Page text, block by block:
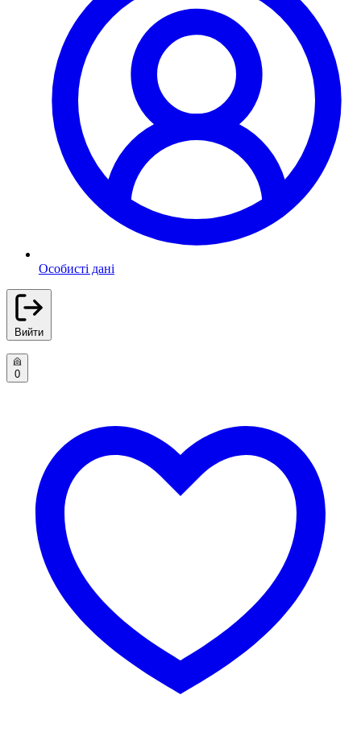
Особисті дані
Вийти
0